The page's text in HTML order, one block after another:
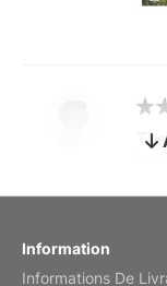
by charles
Information
Informations De